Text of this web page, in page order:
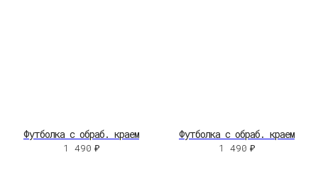
Футболка с обраб. краем
1 490 ₽
Футболка с обраб. краем
1 490 ₽